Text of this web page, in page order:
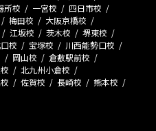
所校 一宮校
四日市校
梅田校
大阪京橋校
江坂校 茨木校
堺東校
校 宝塚校
川西能勢口校
岡山校
倉敷駅前校
北九州小倉校
佐賀校 長崎校
熊本校